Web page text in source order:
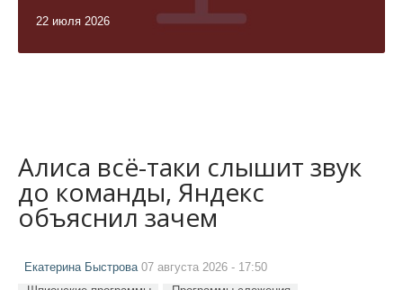
22 июля 2026
Алиса всё-таки слышит звук
до команды, Яндекс
объяснил зачем
Екатерина Быстрова 07 августа 2026 - 17:50